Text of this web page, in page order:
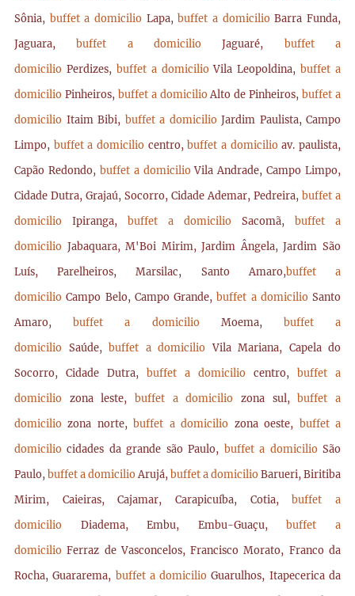
Sônia, buffet a domicilio Lapa,buffet a domicilioBarra Funda,
Jaguara,buffet a domicilioJaguaré, buffet a
domicilio Perdizes, buffet a domicilioVila Leopoldina,buffet a
domicilio Pinheiros, buffet a domicilioAlto de Pinheiros,buffet a
domicilio Itaim Bibi, buffet a domicilio Jardim Paulista, Campo
Limpo, buffet a domicilio centro,buffet a domicilioav. paulista,
Capão Redondo, buffet a domicilioVila Andrade, Campo Limpo,
Cidade Dutra, Grajaú, Socorro, Cidade Ademar, Pedreira, buffet a
domicilio Ipiranga, buffet a domicilio Sacomã, buffet a
domicilio Jabaquara, M'Boi Mirim, Jardim Ângela, Jardim São
Luís, Parelheiros, Marsilac, Santo Amaro,buffet a
domicilioCampo Belo, Campo Grande,buffet a domicilio Santo
Amaro,buffet a domicilio Moema, buffet a
domicilio Saúde, buffet a domicilioVila Mariana, Capela do
Socorro, Cidade Dutra, buffet a domicilio centro, buffet a
domicilio zona leste,buffet a domiciliozona sul,buffet a
domiciliozona norte,buffet a domicilio zona oeste, buffet a
domiciliocidades da grande são Paulo, buffet a domicilioSão
Paulo, buffet a domicilioArujá, buffet a domicilioBarueri, Biritiba
Mirim, Caieiras, Cajamar, Carapicuíba, Cotia,buffet a
domicilio Diadema, Embu, Embu-Guaçu,buffet a
domicilioFerraz de Vasconcelos, Francisco Morato, Franco da
Rocha, Guararema, buffet a domicilioGuarulhos, Itapecerica da